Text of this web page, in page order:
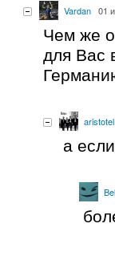
Vardan 01
Чем же
для Вас
aristotel
а